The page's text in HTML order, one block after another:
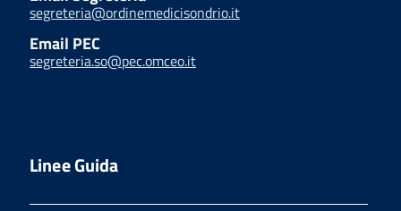
segreteria@ordinemedicisondrio.it
Email PEC
segreteria.so@pec.omceo.it
Linee Guida